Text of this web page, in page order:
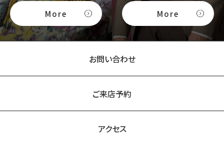
More More
お問い合わせ
ご来店予約
アクセス